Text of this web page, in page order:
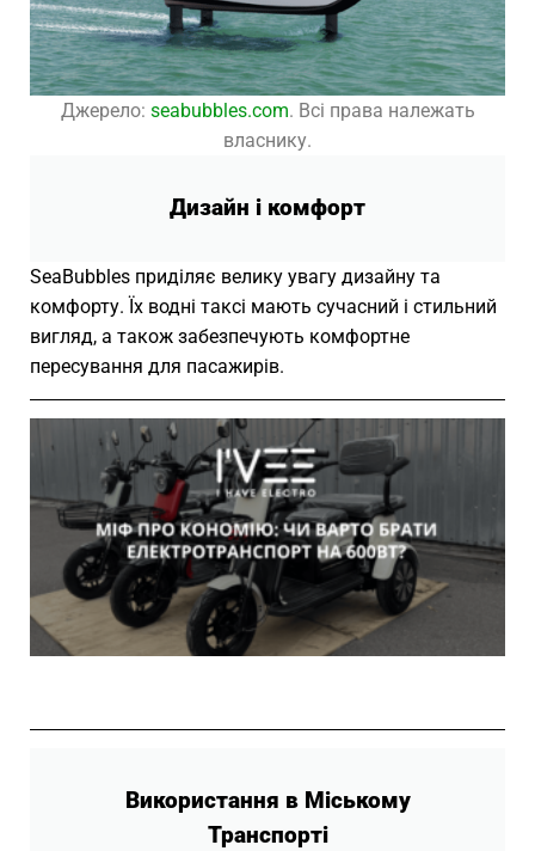
Джерело: seabubbles.com. Всі права належать
власнику.
Дизайн і комфорт
SeaBubbles приділяє велику увагу дизайну та
комфорту. Їх водні таксі мають сучасний і стильний
вигляд, а також забезпечують комфортне
пересування для пасажирів.
Використання в Міському
Транспорті